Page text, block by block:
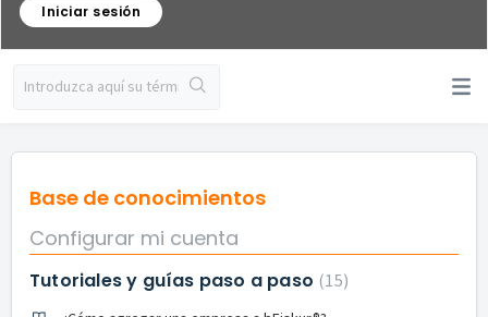
Iniciar sesión
Base de conocimientos
Configurar mi cuenta
Tutoriales y guías paso a paso 15